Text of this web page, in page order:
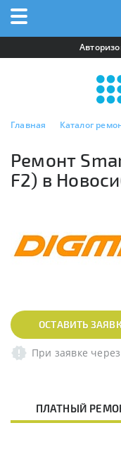
Главная Каталог
Ремонт
F2) в
ОСТАВИТЬ
При заявке
ПЛАТНЫЙ